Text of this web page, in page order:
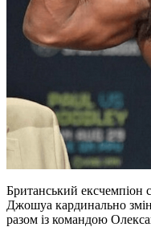
Британський ексчемпіон
Джошуа кардинально
разом із командою